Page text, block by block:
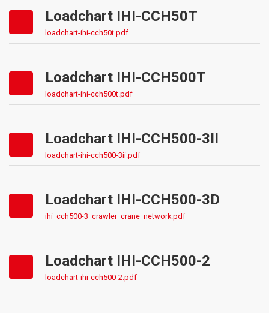
Loadchart IHI-CCH50T
loadchart-ihi-cch50t.pdf
Loadchart IHI-CCH500T
loadchart-ihi-cch500t.pdf
Loadchart IHI-CCH500-3II
loadchart-ihi-cch500-3ii.pdf
Loadchart IHI-CCH500-3D
ihi_cch500-3_crawler_crane_network.pdf
Loadchart IHI-CCH500-2
loadchart-ihi-cch500-2.pdf